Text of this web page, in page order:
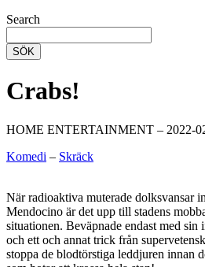
Search
SÖK
Crabs!
HOME ENTERTAINMENT – 2022-
Komedi – Skräck
När radioaktiva muterade dolksvansar
Mendocino är det upp till stadens
situationen. Beväpnade endast med sin
och ett och annat trick från
stoppa de blodtörstiga leddjuren innan